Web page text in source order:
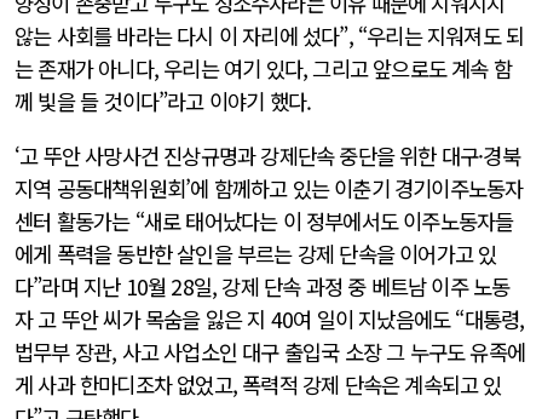
않는 사회를 바라는 다시 이 자리에 섰다”, “우리는 지워져도 되
는 존재가 아니다, 우리는 여기 있다, 그리고 앞으로도 계속 함
께 빛을 들 것이다”라고 이야기 했다.
‘고 뚜안 사망사건 진상규명과 강제단속 중단을 위한 대구·경북
지역 공동대책위원회’에 함께하고 있는 이춘기 경기이주노동자
센터 활동가는 “새로 태어났다는 이 정부에서도 이주노동자들
에게 폭력을 동반한 살인을 부르는 강제 단속을 이어가고 있
다”라며 지난 10월 28일, 강제 단속 과정 중 베트남 이주 노동
자 고 뚜안 씨가 목숨을 잃은 지 40여 일이 지났음에도 “대통령,
법무부 장관, 사고 사업소인 대구 출입국 소장 그 누구도 유족에
게 사과 한마디조차 없었고, 폭력적 강제 단속은 계속되고 있